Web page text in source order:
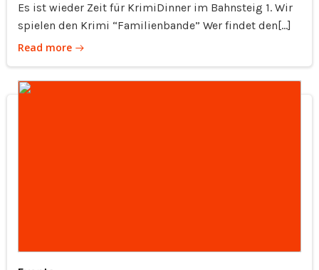
Es ist wieder Zeit für KrimiDinner im Bahnsteig 1. Wir
spielen den Krimi “Familienbande” Wer findet den[…]
Read more